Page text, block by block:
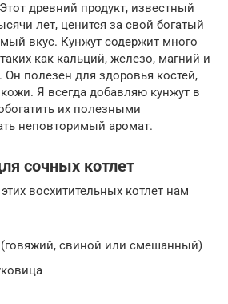
древний продукт, известный
лет, ценится за свой богатый
вкус. Кунжут содержит много
как кальций, железо, магний и
полезен для здоровья костей,
Я всегда добавляю кунжут в
их полезными
неповторимый аромат.
сочных котлет
восхитительных котлет нам
(говяжий, свиной или смешанный)